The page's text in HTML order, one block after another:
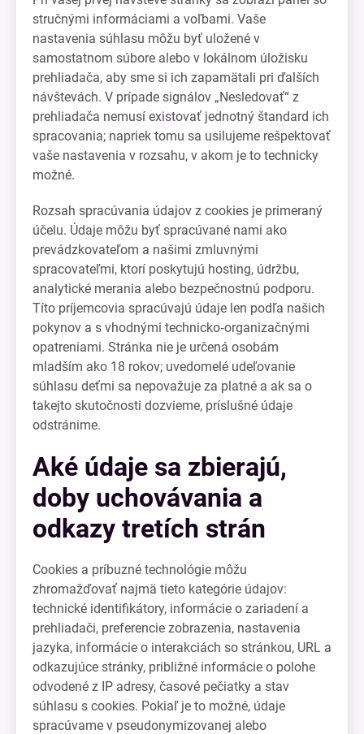
stručnými informáciami a voľbami. Vaše
nastavenia súhlasu môžu byť uložené v
samostatnom súbore alebo v lokálnom úložisku
prehliadača, aby sme si ich zapamätali pri ďalších
návštevách. V prípade signálov „Nesledovať“ z
prehliadača nemusí existovať jednotný štandard ich
spracovania; napriek tomu sa usilujeme rešpektovať
vaše nastavenia v rozsahu, v akom je to technicky
možné.
Rozsah spracúvania údajov z cookies je primeraný
účelu. Údaje môžu byť spracúvané nami ako
prevádzkovateľom a našimi zmluvnými
spracovateľmi, ktorí poskytujú hosting, údržbu,
analytické merania alebo bezpečnostnú podporu.
Títo príjemcovia spracúvajú údaje len podľa našich
pokynov a s vhodnými technicko‑organizačnými
opatreniami. Stránka nie je určená osobám
mladším ako 18 rokov; uvedomelé udeľovanie
súhlasu deťmi sa nepovažuje za platné a ak sa o
takejto skutočnosti dozvieme, príslušné údaje
odstránime.
Aké údaje sa zbierajú,
doby uchovávania a
odkazy tretích strán
Cookies a príbuzné technológie môžu
zhromažďovať najmä tieto kategórie údajov:
technické identifikátory, informácie o zariadení a
prehliadači, preferencie zobrazenia, nastavenia
jazyka, informácie o interakciách so stránkou, URL a
odkazujúce stránky, približné informácie o polohe
odvodené z IP adresy, časové pečiatky a stav
súhlasu s cookies. Pokiaľ je to možné, údaje
spracúvame v pseudonymizovanej alebo